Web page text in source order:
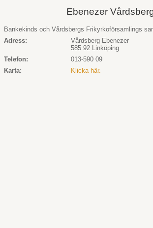
Ebenezer
Bankekinds och Vårdsbergs Frikyrkoförsamlings
Adress:
Vårdsberg Ebenezer
585 92 Linköping
Telefon:
013-590 09
Karta:
Klicka här.